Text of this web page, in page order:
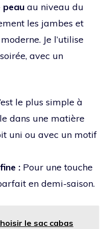
peau au niveau du
les jambes et
Je l’utilise
avec un
le plus simple à
dans une matière
uni ou avec un motif
: Pour une touche
en demi-saison.
le sac cabas